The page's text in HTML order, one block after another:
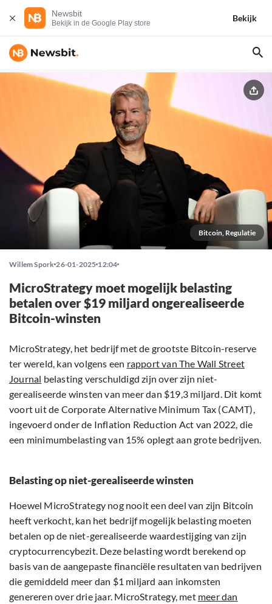
Newsbit
Bekijk in de Google Play store
Bekijk
Bitcoin, Regulatie
Willem Spork 26-01-2025 12:04
MicroStrategy moet mogelijk belasting
betalen over $19 miljard ongerealiseerde
Bitcoin-winsten
MicroStrategy, het bedrijf met de grootste Bitcoin-reserve
ter wereld, kan volgens een rapport van The Wall Street
Journal belasting verschuldigd zijn over zijn niet-
gerealiseerde winsten van meer dan $19,3 miljard. Dit komt
voort uit de Corporate Alternative Minimum Tax (CAMT),
ingevoerd onder de Inflation Reduction Act van 2022, die
een minimumbelasting van 15% oplegt aan grote bedrijven.
Belasting op niet-gerealiseerde winsten
Hoewel MicroStrategy nog nooit een deel van zijn Bitcoin
heeft verkocht, kan het bedrijf mogelijk belasting moeten
betalen op de niet-gerealiseerde waardestijging van zijn
cryptocurrencybezit. Deze belasting wordt berekend op
basis van de aangepaste financiële resultaten van bedrijven
die gemiddeld meer dan $1 miljard aan inkomsten
genereren over drie jaar. MicroStrategy, met meer dan